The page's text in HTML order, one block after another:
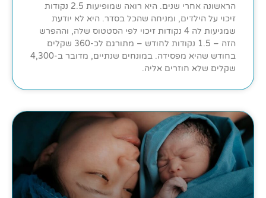
הראשונה אחרי שנים. היא רואה שמופיעות 2.5 נקודות
זיכוי על הילדים, ומניחה שהכל בסדר. היא לא יודעת
שמגיעות לה 4 נקודות זיכוי לפי הסטטוס שלה, וההפרש
הזה – 1.5 נקודות לחודש – מתורגם לכ-360 שקלים
בחודש שהיא מפסידה. במונחים שנתיים, מדובר ב-4,300
שקלים שלא חוזרים אליה.